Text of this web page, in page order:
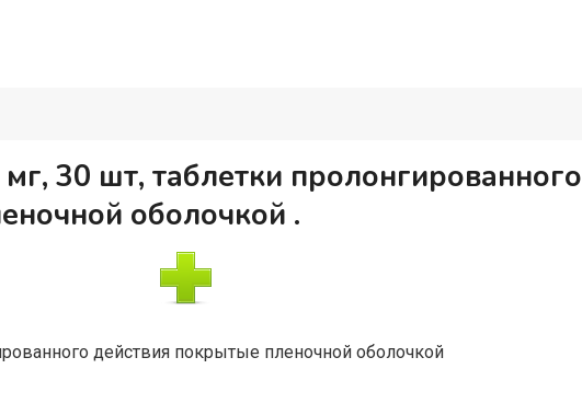
30 шт, таблетки пролонгированного
оболочкой .
действия покрытые пленочной оболочкой